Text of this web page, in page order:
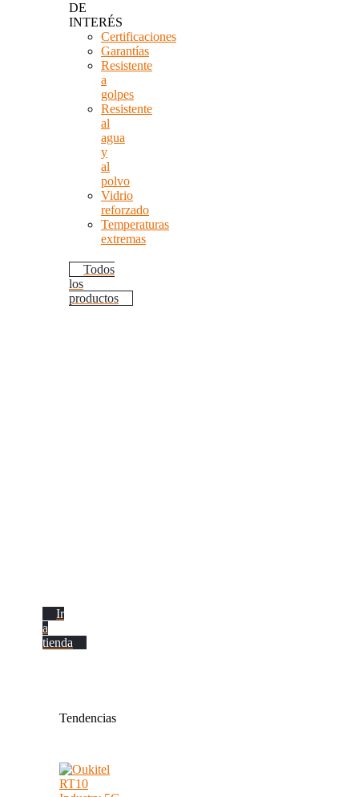
DE
INTERÉS
Certificaciones
Garantías
Resistente
a
golpes
Resistente
al
agua
y
al
polvo
Vidrio
reforzado
Temperaturas
extremas
Todos
los
productos
Ir
a
tienda
Tendencias